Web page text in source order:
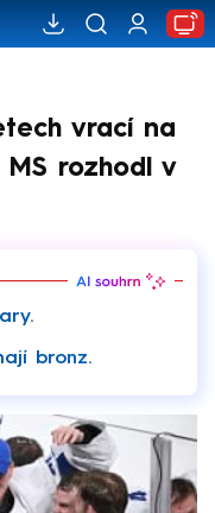
vrací na
MS rozhodl v
bronz.